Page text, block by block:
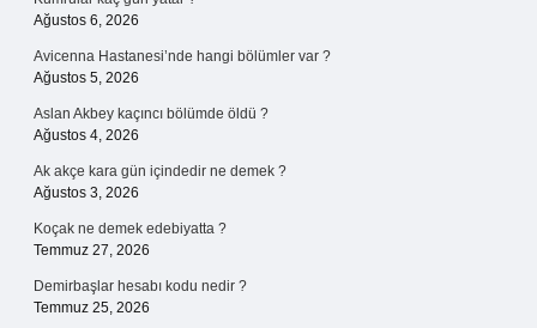
Ağustos 6, 2026
Avicenna Hastanesi’nde hangi bölümler var ?
Ağustos 5, 2026
Aslan Akbey kaçıncı bölümde öldü ?
Ağustos 4, 2026
Ak akçe kara gün içindedir ne demek ?
Ağustos 3, 2026
Koçak ne demek edebiyatta ?
Temmuz 27, 2026
Demirbaşlar hesabı kodu nedir ?
Temmuz 25, 2026